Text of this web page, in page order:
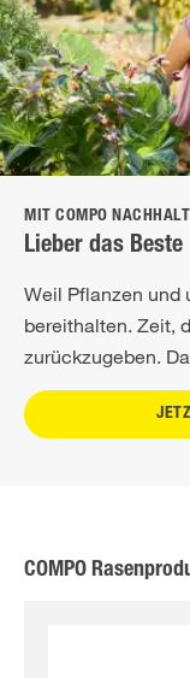
MIT COMPO
Lieber das Beste
Weil Pflanzen und
bereithalten. Zeit,
zurückzugeben.
COMPO